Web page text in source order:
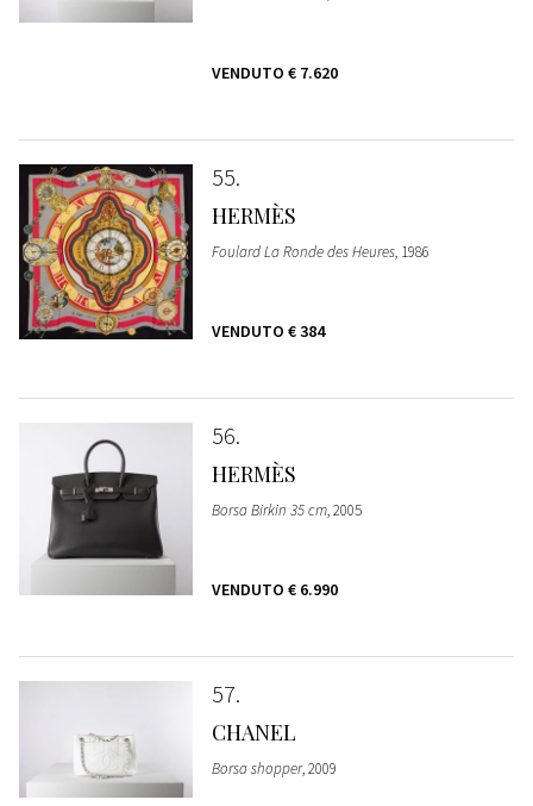
VENDUTO € 7.620
55
HERMÈS
Foulard La Ronde des Heures, 1986
VENDUTO € 384
56
HERMÈS
Borsa Birkin 35 cm, 2005
VENDUTO € 6.990
57
CHANEL
Borsa shopper, 2009